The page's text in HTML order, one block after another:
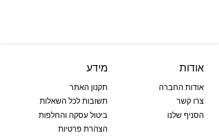
אודות
אודות החברה
צרו קשר
הסניף שלנו
מידע
תקנון האתר
תשובות לכל השאלות
ביטול עסקה והחלפות
הצהרת פרטיות